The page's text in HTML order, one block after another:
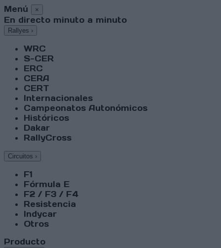
Menú ×
En directo minuto a minuto
Rallyes ›
WRC
S-CER
ERC
CERA
CERT
Internacionales
Campeonatos Autonómicos
Históricos
Dakar
RallyCross
Circuitos ›
F1
Fórmula E
F2 / F3 / F4
Resistencia
Indycar
Otros
Producto